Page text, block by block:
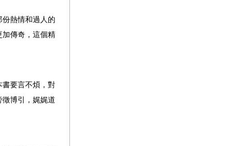
熱情和過人的
加傳奇，這個精
書要言不煩，對
博引，娓娓道